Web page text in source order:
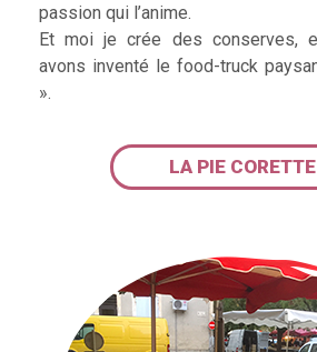
passion qui l’anime.
Et moi je crée des conserves,
avons inventé le food-truck
».
LA PIE